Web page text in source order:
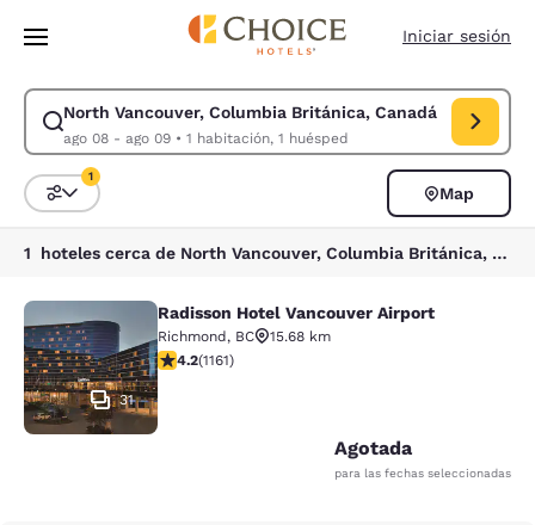
Saltar A Contenido Principal
Iniciar sesión
North Vancouver, Columbia Británica, Canadá
ago 08 - ago 09• 1 habitación, 1 huésped
Modificar búsqueda para North Vancouver, Columbia Británica,
Ordenar y filtrar
1
Map
1 hoteles cerca de North Vancouver, Columbia Británica, Canadá coinciden con tus filtros
Radisson Hotel Vancouver Airport
31
Radisson Hotel Vancouver Airport
Richmond, BC
15.68 km
Calificación de 4.17 estrellas. Muy bueno. 1161 reseñas
4.2(1161)
Agotada
para las fechas seleccionadas